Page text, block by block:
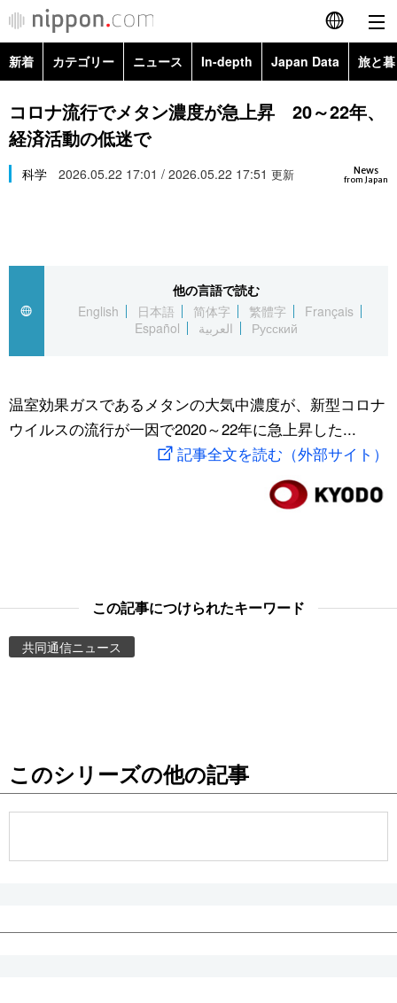
English
简体字
Русский
カテゴリー
経済・ビジネス
国際
文化
トップ
アーカイブ
In-depth
Japan Data
動画/Live
お知らせ
新着 カテゴリー ニュース In-depth Japan Data 旅と
政治・外交
経済・ビジネス
スポーツ・東京2020
Topics
コロナ流行でメタン濃度が急上昇 20～22年、
経済活動の低迷で
News
from Japan
科学 2026.05.22 17:01 / 2026.05.22 17:51 更新
他の言語で読む
English
日本語 简体字 繁體字
Français
Español
العربية Русский
温室効果ガスであるメタンの大気中濃度が、新型コロナ
ウイルスの流行が一因で2020～22年に急上昇した...
記事全文を読む（外部サイト）
この記事につけられたキーワード
共同通信ニュース
このシリーズの他の記事